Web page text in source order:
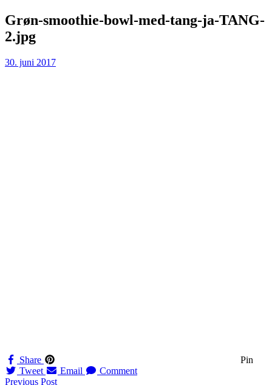
Skip
to
content
Grøn-smoothie-bowl-med-tang-ja-TANG-
2.jpg
30. juni 2017
Share
Pin
Tweet
Email Comment
Previous Post